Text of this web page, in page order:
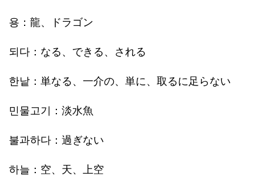
용：龍、ドラゴン
되다：なる、できる、される
한낱：単なる、一介の、単に、取るに足らない
민물고기：淡水魚
불과하다：過ぎない
하늘：空、天、上空